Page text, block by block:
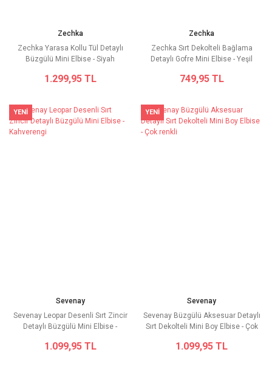
Zechka
Zechka Yarasa Kollu Tül Detaylı
Büzgülü Mini Elbise - Siyah
1.299,95 TL
Zechka
Zechka Sırt Dekolteli Bağlama
Detaylı Gofre Mini Elbise - Yeşil
749,95 TL
YENİ
Sevenay
Sevenay Leopar Desenli Sırt Zincir
Detaylı Büzgülü Mini Elbise -
1.099,95 TL
YENİ
Sevenay
Sevenay Büzgülü Aksesuar Detaylı
Sırt Dekolteli Mini Boy Elbise - Çok
1.099,95 TL